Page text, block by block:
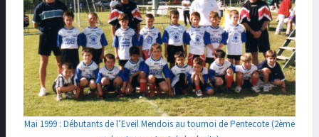
Mai 1999 : Débutants de l’Eveil Mendois au tournoi de Pentecote (2ème